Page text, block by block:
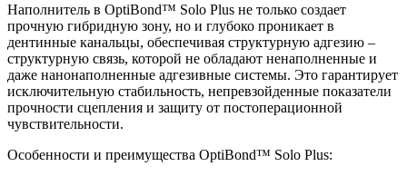
Наполнитель в OptiBond™ Solo Plus не только создает
прочную гибридную зону, но и глубоко проникает в
дентинные канальцы, обеспечивая структурную адгезию –
структурную связь, которой не обладают ненаполненные и
даже нанонаполненные адгезивные системы. Это гарантирует
исключительную стабильность, непревзойденные показатели
прочности сцепления и защиту от постоперационной
чувствительности.
Особенности и преимущества OptiBond™ Solo Plus: